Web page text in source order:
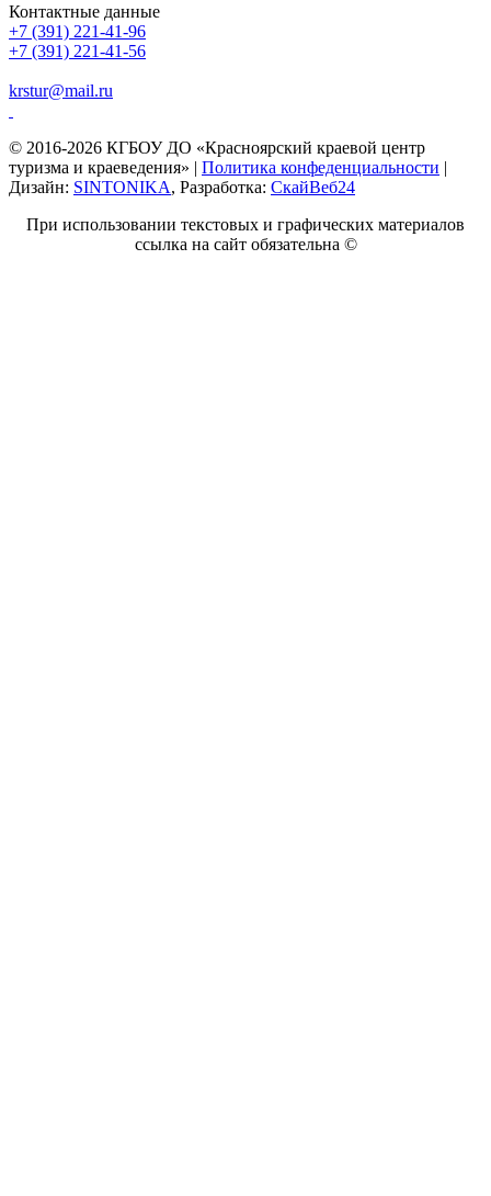
Контактные данные
+7 (391) 221-41-96
+7 (391) 221-41-56
krstur@mail.ru
© 2016-2026 КГБОУ ДО «Красноярский краевой центр
туризма и краеведения» | Политика конфеденциальности |
Дизайн: SINTONIKA, Разработка: СкайВеб24
При использовании текстовых и графических материалов
ссылка на сайт обязательна ©